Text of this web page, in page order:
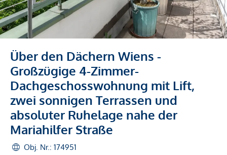
Über den Dächern Wiens -
Großzügige 4-Zimmer-
Dachgeschosswohnung mit Lift,
zwei sonnigen Terrassen und
absoluter Ruhelage nahe der
Mariahilfer Straße
Obj. Nr.: 174951